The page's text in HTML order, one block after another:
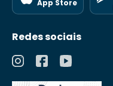
App Store
Redes sociais